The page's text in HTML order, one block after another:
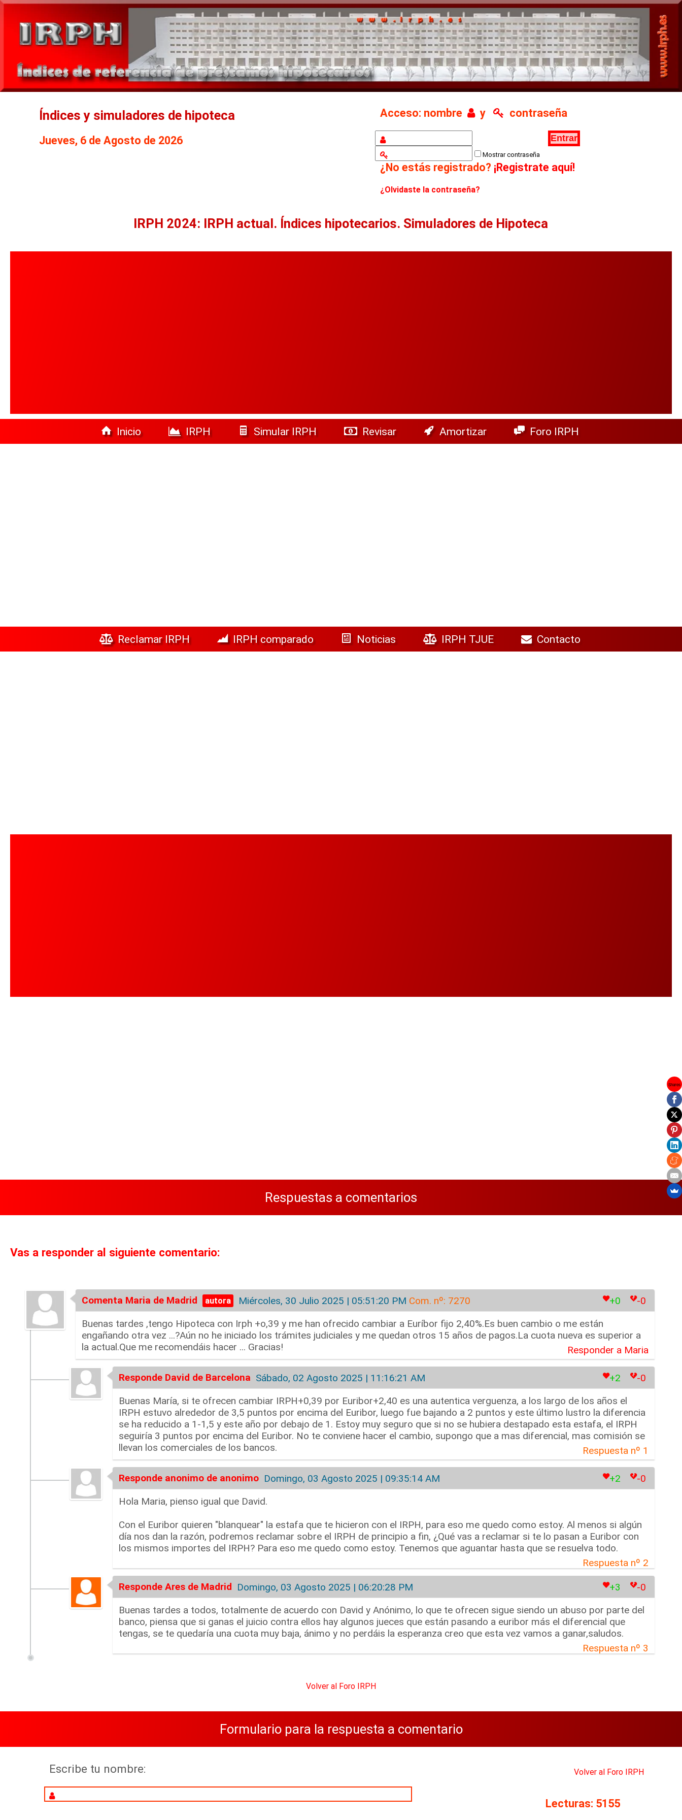
Índices y simuladores de hipoteca
Jueves, 6 de Agosto de 2026
Acceso: nombre y contraseña
Mostrar contraseña
¿No estás registrado? ¡Registrate aquí!
¿Olvidaste la contraseña?
IRPH 2024: IRPH actual. Índices hipotecarios. Simuladores de Hipoteca
Inicio IRPH Simular IRPH Revisar Amortizar Foro IRPH
Reclamar IRPH IRPH comparado Noticias IRPH TJUE Contacto
Respuestas a comentarios
Vas a responder al siguiente comentario:
Comenta Maria de Madrid Miércoles, 30 Julio 2025 | 05:51:20 PM Com. nº: 7270 -0
+0
Buenas tardes ,tengo Hipoteca con Irph +o,39 y me han ofrecido cambiar a Euríbor fijo 2,40%.Es buen cambio o me están
engañando otra vez ...?Aún no he iniciado los trámites judiciales y me quedan otros 15 años de pagos.La cuota nueva es superior a
la actual.Que me recomendáis hacer ... Gracias!
Responder a Maria
Responde David de Barcelona Sábado, 02 Agosto 2025 | 11:16:21 AM -0
+2
Buenas María, si te ofrecen cambiar IRPH+0,39 por Euribor+2,40 es una autentica verguenza, a los largo de los años el
IRPH estuvo alrededor de 3,5 puntos por encima del Euribor, luego fue bajando a 2 puntos y este último lustro la diferencia
se ha reducido a 1-1,5 y este año por debajo de 1. Estoy muy seguro que si no se hubiera destapado esta estafa, el IRPH
seguiría 3 puntos por encima del Euribor. No te conviene hacer el cambio, supongo que a mas diferencial, mas comisión se
llevan los comerciales de los bancos.
Respuesta nº 1
Responde anonimo de anonimo Domingo, 03 Agosto 2025 | 09:35:14 AM -0
+2
Hola Maria, pienso igual que David.
Con el Euribor quieren "blanquear" la estafa que te hicieron con el IRPH, para eso me quedo como estoy. Al menos si algún
día nos dan la razón, podremos reclamar sobre el IRPH de principio a fin, ¿Qué vas a reclamar si te lo pasan a Euribor con
los mismos importes del IRPH? Para eso me quedo como estoy. Tenemos que aguantar hasta que se resuelva todo.
Respuesta nº 2
Responde Ares de Madrid Domingo, 03 Agosto 2025 | 06:20:28 PM -0
+3
Buenas tardes a todos, totalmente de acuerdo con David y Anónimo, lo que te ofrecen sigue siendo un abuso por parte del
banco, piensa que si ganas el juicio contra ellos hay algunos jueces que están pasando a euribor más el diferencial que
tengas, se te quedaría una cuota muy baja, ánimo y no perdáis la esperanza creo que esta vez vamos a ganar,saludos.
Respuesta nº 3
Volver al Foro IRPH
Formulario para la respuesta a comentario
Escribe tu nombre: Volver al Foro IRPH
Lecturas: 5155
Shares